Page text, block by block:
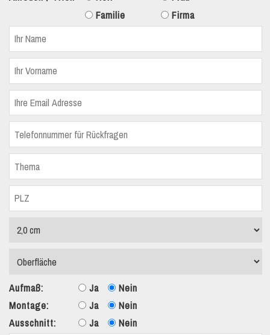
Familie
Firma
Aufmaß: Ja
Nein
Montage:
Ja
Nein
Ausschnitt:
Ja Nein